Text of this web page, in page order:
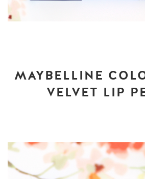
MAYBELLINE
VELVET LIP